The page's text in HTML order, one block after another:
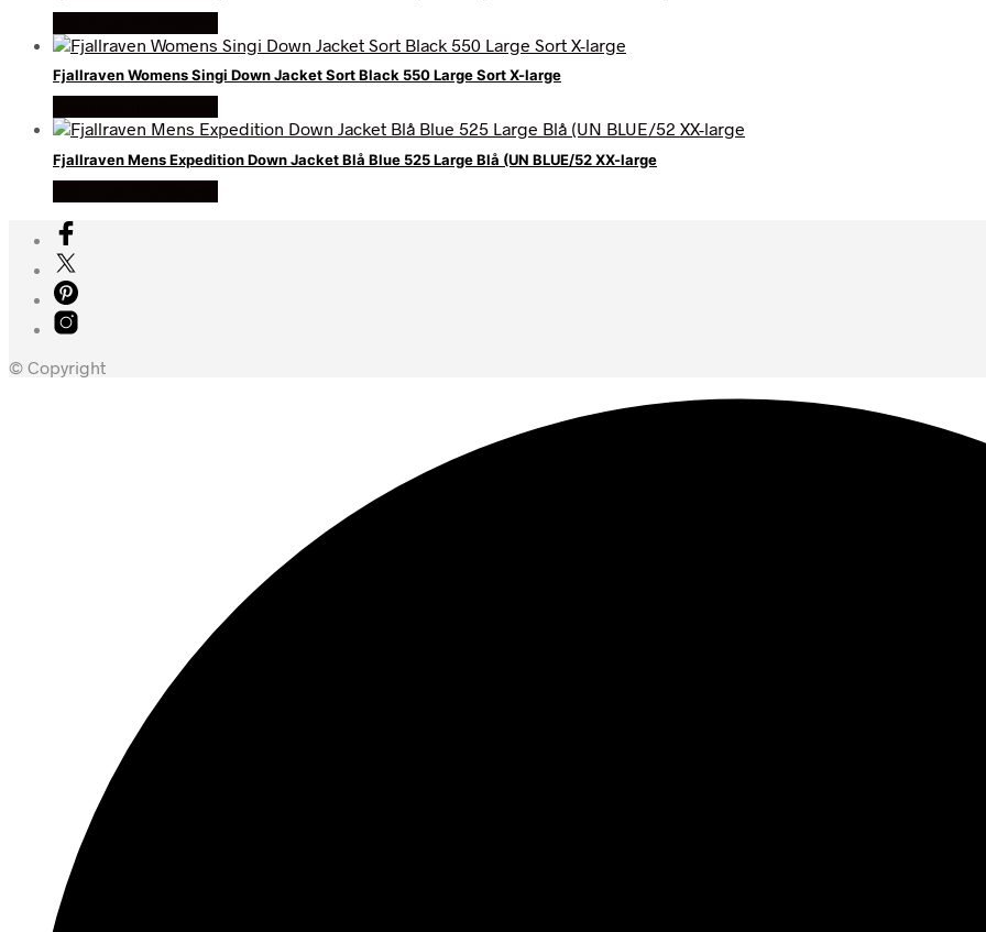
Fjallraven Womens Singi Down Jacket Sort Black 550 Large Sort X-large
Fjallraven Mens Expedition Down Jacket Blå Blue 525 Large Blå (UN BLUE/52 XX-large
© Copyright